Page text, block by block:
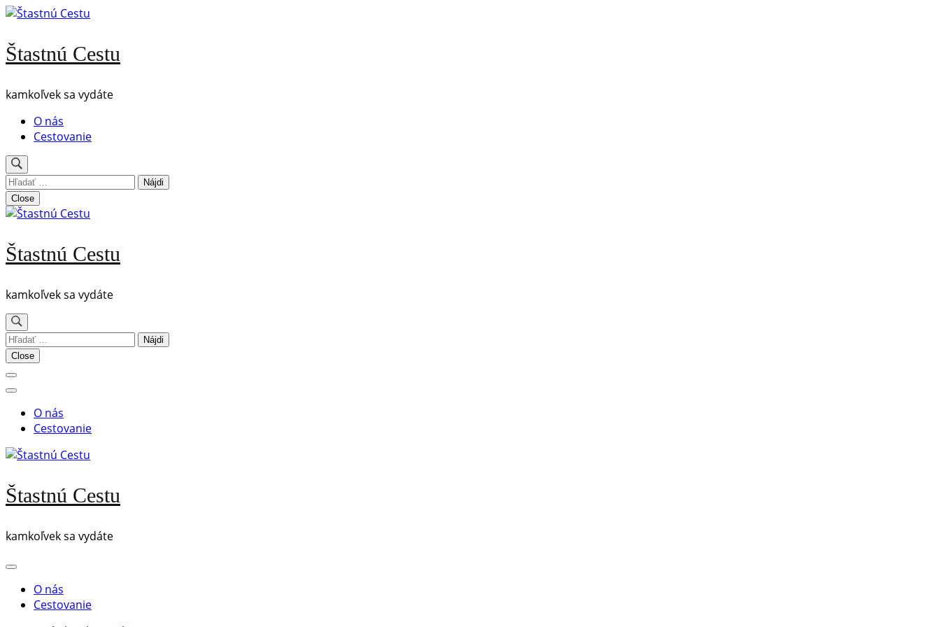
Skip
content
(Press
Štastnú Cestu
kamkoľvek sa vydáte
O nás
Cestovanie
Hľadať:
Close
Štastnú Cestu
kamkoľvek sa vydáte
Hľadať:
Close
O nás
Cestovanie
Štastnú Cestu
kamkoľvek sa vydáte
O nás
Cestovanie